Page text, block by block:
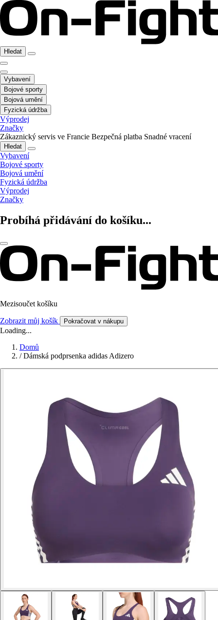
Hledat
Vybavení
Bojové sporty
Bojová umění
Fyzická údržba
Výprodej
Značky
Zákaznický servis ve Francie Bezpečná platba Snadné vracení
Hledat
Vybavení
Bojové sporty
Bojová umění
Fyzická údržba
Výprodej
Značky
Probíhá přidávání do košíku...
Mezisoučet košíku
Zobrazit můj košík Pokračovat v nákupu
Loading...
Domů
/ Dámská podprsenka adidas Adizero